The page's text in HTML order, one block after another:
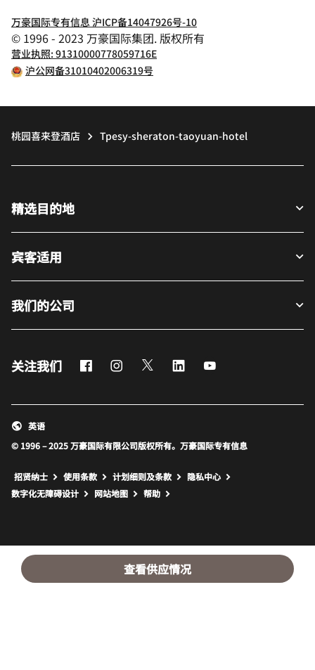
查看供应情况
万豪国际专有信息 沪ICP备14047926号-10
© 1996 - 2023 万豪国际集团. 版权所有
营业执照: 91310000778059716E
沪公网备31010402006319号
桃园喜来登酒店 Tpesy-sheraton-taoyuan-hotel
精选目的地
宾客适用
我们的公司
关注我们 FacebookInstagram
Twitter LinkedIn
© 1996 – 2025 万豪国际有限公司版权所有。万豪国际专有信息
英语
招贤纳士 使用条款 计划细则及条款
隐私中心
数字化无障碍设计
网站地图 打开新窗口
帮助